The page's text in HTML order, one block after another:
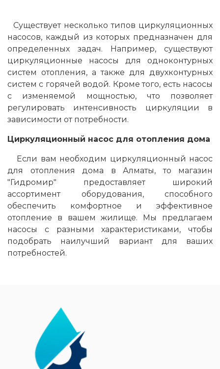
Существует несколько типов циркуляционных
насосов, каждый из которых предназначен для
определенных задач. Например, существуют
циркуляционные насосы для одноконтурных
систем отопления, а также для двухконтурных
систем с горячей водой. Кроме того, есть насосы
с изменяемой мощностью, что позволяет
регулировать интенсивность циркуляции в
зависимости от потребности.
Циркуляционный насос для отопления дома
Если вам необходим циркуляционный насос
для отопления дома в Алматы, то магазин
"Гидромир" предоставляет широкий
ассортимент оборудования, способного
обеспечить комфортное и эффективное
отопление в вашем жилище. Мы предлагаем
насосы с разными характеристиками, чтобы
подобрать наилучший вариант для ваших
потребностей.